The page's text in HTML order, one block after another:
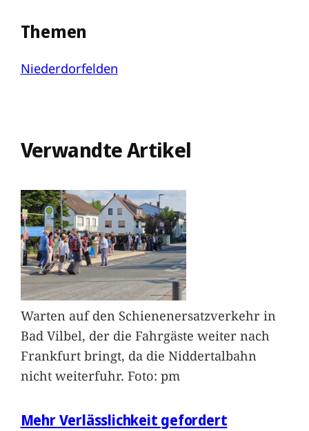
Themen
Niederdorfelden
Verwandte Artikel
Warten auf den Schienenersatzverkehr in
Bad Vilbel, der die Fahrgäste weiter nach
Frankfurt bringt, da die Niddertalbahn
nicht weiterfuhr. Foto: pm
Mehr Verlässlichkeit gefordert